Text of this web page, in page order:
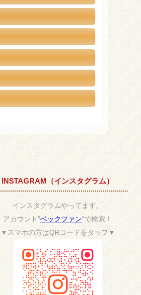
INSTAGRAM（インスタグラム）
インスタグラムやってます。
アカウント”ベックファン”で検索！
▼スマホの方はQRコードをタップ▼